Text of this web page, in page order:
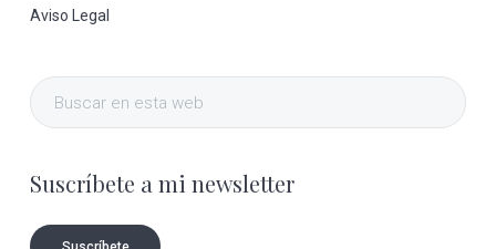
Aviso Legal
Buscar
en
web
Suscríbete a mi newsletter